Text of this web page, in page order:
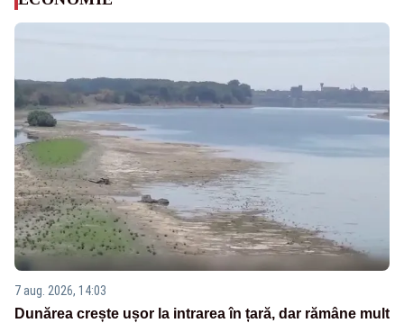
7 aug. 2026, 14:03
Dunărea crește ușor la intrarea în țară, dar rămâne mult